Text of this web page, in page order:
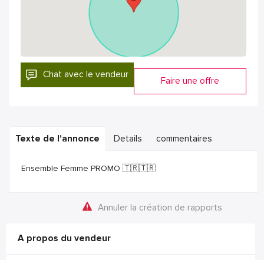
Chat avec le vendeur
Faire une offre
Texte de l'annonce Details commentaires
Ensemble Femme PROMO 🇹🇷🇹🇷
Annuler la création de rapports
A propos du vendeur